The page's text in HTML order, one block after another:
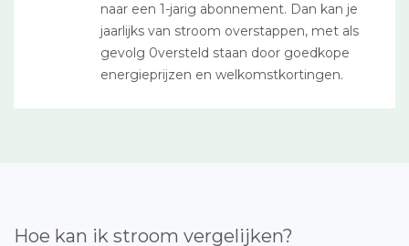
naar een 1-jarig abonnement. Dan kan je
jaarlijks van stroom overstappen, met als
gevolg 0versteld staan door goedkope
energieprijzen en welkomstkortingen.
Hoe kan ik stroom vergelijken?